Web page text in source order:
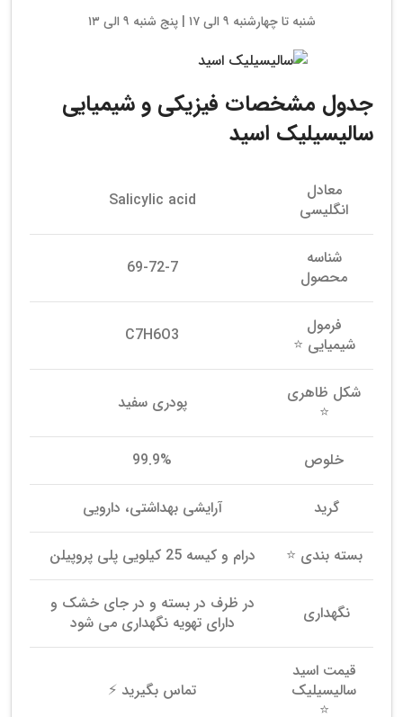
شنبه تا چهارشنبه ۹ الی ۱۷ | پنج شنبه ۹ الی ۱۳
جدول مشخصات فیزیکی و شیمیایی
سالیسیلیک اسید
معادل
انگلیسی
Salicylic acid
شناسه
محصول
69-72-7
فرمول
شیمیایی ⭐
C7H6O3
شکل ظاهری
⭐
پودری سفید
خلوص 99.9%
گرید آرایشی بهداشتی، دارویی
بسته بندی ⭐ درام و کیسه 25 کیلویی پلی پروپیلن
نگهداری
در ظرف در بسته و در جای خشک و
دارای تهویه نگهداری می شود
قیمت اسید
سالیسیلیک
⭐
تماس بگیرید ⚡